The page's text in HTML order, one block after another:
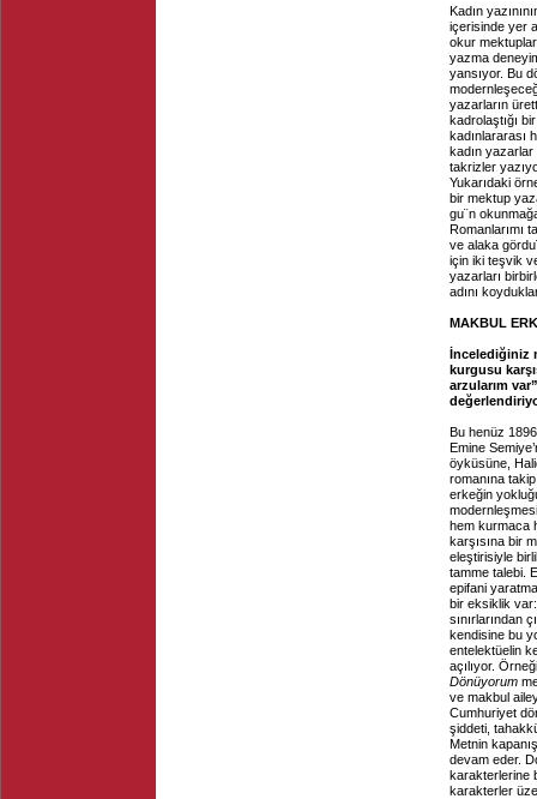
Kadın
içerisinde yer
okur
yazma
yansıyor. Bu
yazarların
kadrolaştığı
kadınlararası
kadın yazarlar
takrizler
Yukarıdaki
bir mektup
gu¨n
Romanlarımı
ve alaka
için iki teşvik
yazarları
adını
MAKBUL
İncelediğiniz
kurgusu
arzularım
Bu henüz
Emine
öyküsüne,
romanına
erkeğin
hem kurmaca
karşısına bir
eleştirisiyle
tamme talebi.
epifani
bir eksiklik var:
sınırlarından
kendisine bu
entelektüelin
açılıyor.
Dönüyorum
ve makbul
Cumhuriyet
şiddeti,
Metnin
devam eder.
karakterlerine
karakterler